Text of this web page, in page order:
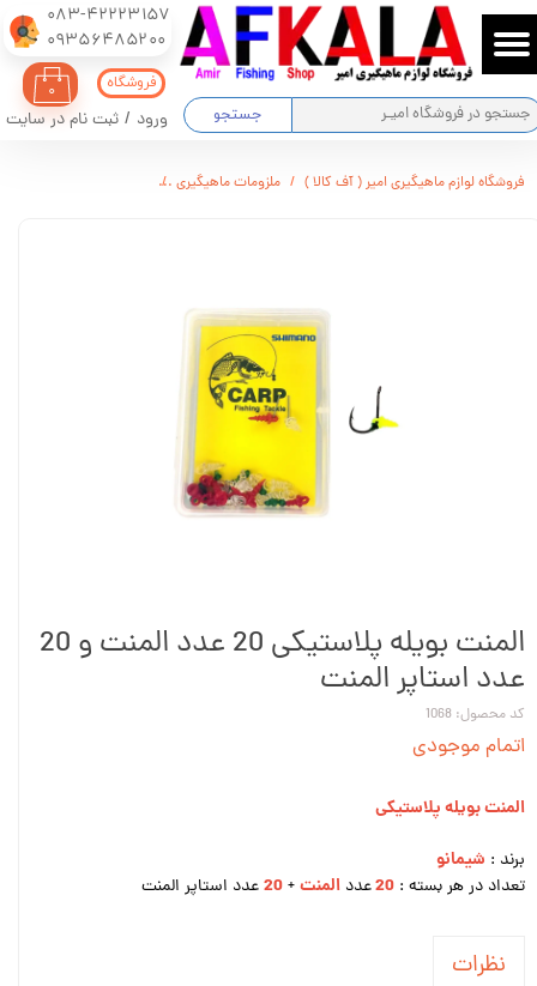
083-42223157
​​​​​​​09356485200
جستجو
۰
ورود / ثبت نام در سایت
حساب کاربری من
تغییر گذر واژه
فروشگاه
فروشگاه لوازم ماهیگیری امیر ( آف کالا ) ملزومات ماهیگیری
المنت بویله پلاستیکی 20 عدد المنت و 20
عدد استاپر المنت
کد محصول: 1068
اتمام موجودی
المنت بویله پلاستیکی
برند : شیمانو
تعداد در هر بسته : 20عدد المنت+
20عدد استاپر المنت
نظرات